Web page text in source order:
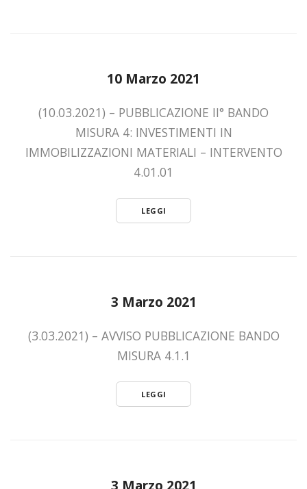
10 Marzo 2021
(10.03.2021) – PUBBLICAZIONE II° BANDO
MISURA 4: INVESTIMENTI IN
IMMOBILIZZAZIONI MATERIALI – INTERVENTO
4.01.01
LEGGI
3 Marzo 2021
(3.03.2021) – AVVISO PUBBLICAZIONE BANDO
MISURA 4.1.1
LEGGI
3 Marzo 2021